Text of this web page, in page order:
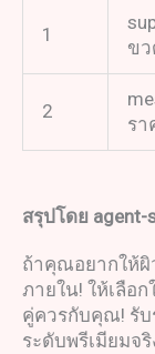
1
ขว
2
รา
สรุปโดย agent-
ถ้าคุณอยากให้ผิ
ภายใน! ให้เลือ
คู่ควรกับคุณ! รับ
ระดับพรีเมียมจ